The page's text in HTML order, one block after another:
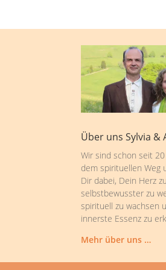
Über uns Sylvia &
Wir sind schon seit 20
dem spirituellen Weg
Dir dabei, Dein Herz
selbstbewusster zu
spirituell zu wachsen
innerste Essenz zu
Mehr über uns …